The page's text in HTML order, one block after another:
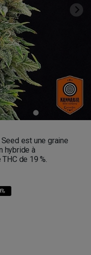
est une graine
hybride à
de 19 %.